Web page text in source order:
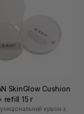
SkinGlow Cushion
refill 15 г
кушон з